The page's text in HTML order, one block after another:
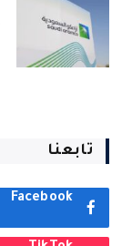
تابعنا
Facebook